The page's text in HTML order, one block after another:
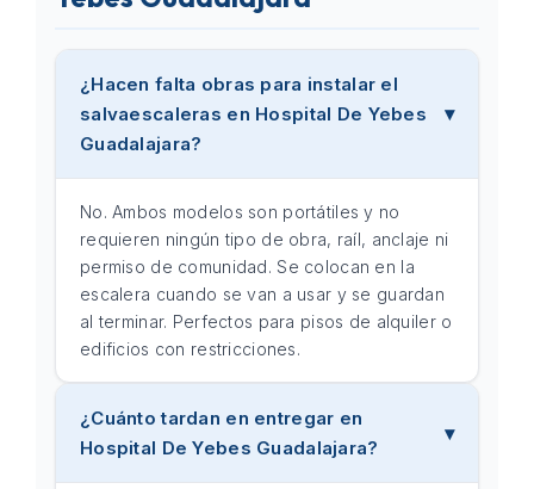
¿Hacen falta obras para instalar el
salvaescaleras en Hospital De Yebes
Guadalajara?
No. Ambos modelos son portátiles y no
requieren ningún tipo de obra, raíl, anclaje ni
permiso de comunidad. Se colocan en la
escalera cuando se van a usar y se guardan
al terminar. Perfectos para pisos de alquiler o
edificios con restricciones.
¿Cuánto tardan en entregar en
Hospital De Yebes Guadalajara?